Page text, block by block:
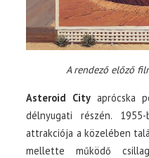
A rendező előző
Asteroid City aprócska
délnyugati részén.
attrakciója a közelében
mellette működő